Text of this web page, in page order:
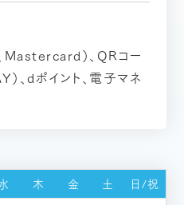
Mastercard）、QRコー
、dポイント、電子マネ
木 金 土 日/祝